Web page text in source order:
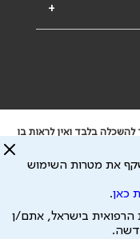
+
בלבד ואין לראות בו
באתר זה ולכל נזק
השרות וכי חלק ממנו עשוי
הפרטיות
עיצוב ע"י
את מטרות השימוש
כאן.
הרפואית בישראל, אתם/ן